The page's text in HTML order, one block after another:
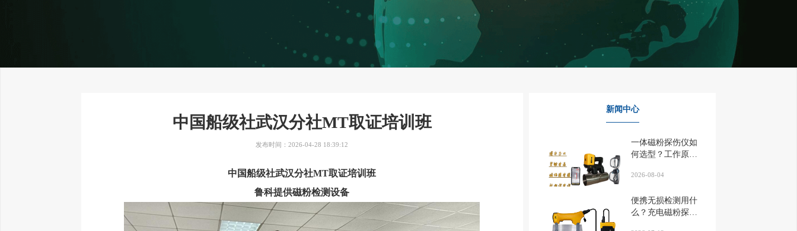
中国船级社武汉分社MT取证培训班
发布时间：2026-04-28 18:39:12
中国船级社武汉分社MT取证培训班
鲁科提供磁粉检测设备
新闻中心
一体磁粉探伤仪如
何选型？工作原理
2026-08-04
便携无损检测用什
么？充电磁粉探伤